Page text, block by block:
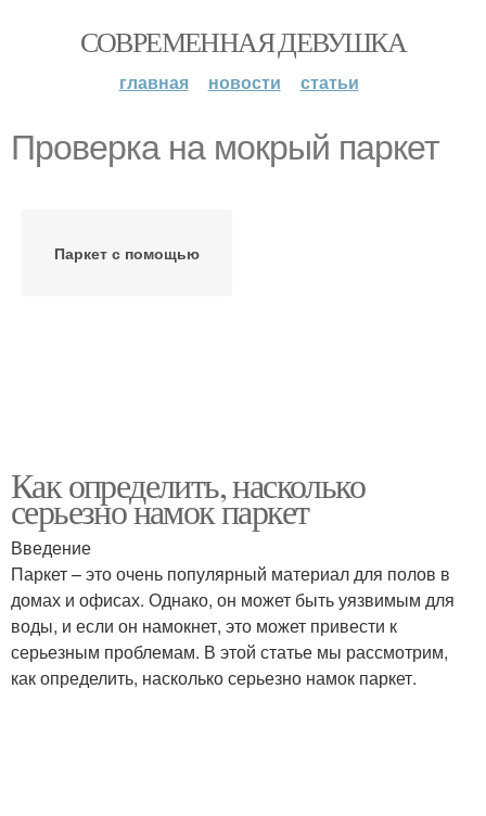
СОВРЕМЕННАЯ ДЕВУШКА
главная новости статьи
Проверка на мокрый паркет
Паркет с помощью
Как определить, насколько
серьезно намок паркет
Введение
Паркет – это очень популярный материал для полов в
домах и офисах. Однако, он может быть уязвимым для
воды, и если он намокнет, это может привести к
серьезным проблемам. В этой статье мы рассмотрим,
как определить, насколько серьезно намок паркет.